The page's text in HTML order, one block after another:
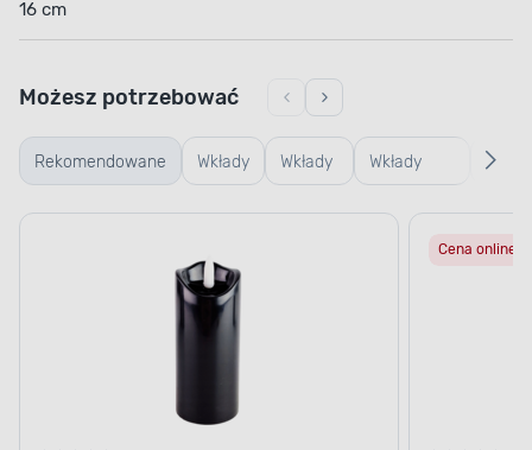
16 cm
Rekomendowane Wkłady
LED
Wkłady
olejowe
Wkłady
parafinowe pod
Możesz potrzebować
Cena online